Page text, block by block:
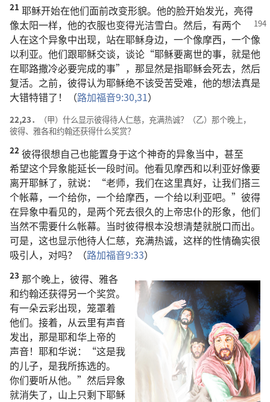
21 耶稣开始在他们面前改变形貌。 他的脸开始发光， 亮得
像太阳一样， 他的衣服也变得光洁雪白。 然后， 有两个
人在这个异象中出现， 站在耶稣身边， 一个像摩西， 一个像
以利亚。 他们跟耶稣交谈， 谈论 “耶稣要离世的事， 就是他
在耶路撒冷必要完成的事”， 那显然是指耶稣会死去， 然后
复活。 之前， 彼得认为耶稣绝不该受苦受难， 他的想法真是
大错特错了 ！（路加福音9:30,31）
22,23． （甲） 什么显示彼得待人仁慈， 充满热诚？（乙） 那个晚上，
彼得、 雅各和约翰还获得什么奖赏？
22 彼得很想自己也能置身于这个神奇的异象当中， 甚至
希望这个异象能延长一段时间。 他看见摩西和以利亚好像要
离开耶稣了， 就说：“老师， 我们在这里真好， 让我们搭三
个帐幕， 一个给你， 一个给摩西， 一个给以利亚吧。” 彼得
在异象中看见的， 是两个死去很久的 上帝忠仆的形象， 他们
当然不需要什么帐幕。 当时彼得根本没想清楚就脱口而出。
可是， 这也显示他待人仁慈， 充满热诚， 这样的性情确实很
吸引人， 对吗？（路加福音9:33）
23 那个晚上， 彼得、 雅各
和约翰还获得另一个奖赏。
有一朵云彩出现， 笼罩着
他们。 接着， 从云里有声音
发出， 那是耶和华 上帝的
声音！ 耶和华说：“这是我
的儿子， 是我所拣选的。
你们要听从他。” 然后异象
就消失了， 山 上只剩下耶稣